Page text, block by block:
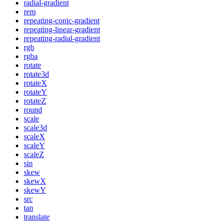
radial-gradient
rem
repeating-conic-gradient
repeating-linear-gradient
repeating-radial-gradient
rgb
rgba
rotate
rotate3d
rotateX
rotateY
rotateZ
round
scale
scale3d
scaleX
scaleY
scaleZ
sin
skew
skewX
skewY
src
tan
translate